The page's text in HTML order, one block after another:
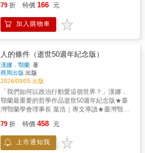
富裕，讓朱諾得以悠閒過日、結婚生子，撐過
了世界大戰與經濟大恐慌，甚至可以讓孩子擁
有最優秀的教育，但其他人可就沒那麼好運
了。大戰引爆了經濟崩盤、大量債務跟通貨膨
50%！戰爭時期的貧困狀況，在戰後初期也毫
無改善，各國政府為了償還公共債務放任貨幣
貶值，貧窮的人比平常更貧困，但有錢人卻仍
然富賈四方──為何如此？戰後，整個世界好不
容易迎來了和平輝煌的30年，人人都富裕了，
為何貧富差距卻從未縮小，朱諾的後代反而累
積了更多的資本？即便到了20世紀，為何朱諾
的曾曾孫女仍然能享受最高等的教育、繼續讓
家裡的財富不斷錢滾錢？ 在這本扎實又精彩的
釐清過去200年以來的全球經濟重點── 至今我
們習以為常的累進稅率是如何誕生？它和比例
界文明。 本書首先揭櫫要避免標籤化的閱讀方
《資本論》。並透過四個章節重新認識馬克
思；首先從大眾最熟悉的經濟角度切入，從經
濟理論開始，了解馬克思的寫作《資本論》的
觀」、「人道探索與哲學關懷」、「文化理
論」等視野，分析了馬克思理論在歷史、社
會、宗教與人文方面的觀察及其帶來的啟發。
作者最終為《資本論》賦以「為弱勢者寫的辯
護書」的評價，並為台灣讀者提供了迥然不同
的思考路徑。 本書特色 知名文化人楊照導讀，
重新認識馬克思的思想基石，影響二十世紀世
思維模式在當代的意義。本書特色 深度解
析、比較西方的「二元對立」和中國的「陰
陽」，讓讀者看見此一議題上，中西文化的異
79 折 特價 166 元
加入購物車
人的條件（逝世50週年紀念版）
漢娜．鄂蘭 著
商周出版 出版
2026/09/05 出版
「我們如何以政治行動愛這個世界？」漢娜．
鄂蘭最重要的哲學作品逝世50週年紀念版★臺
灣鄂蘭學會理事長 葉浩｜專文導讀★臺灣鄂蘭
件》是20世紀最重要的政治思想著作之一，其
中提出的「勞動」、「工作」、「行動」也是
鄂蘭一生的思想核心。試圖帶領讀者重返政治
79 折 特價 458 元
上市通知我